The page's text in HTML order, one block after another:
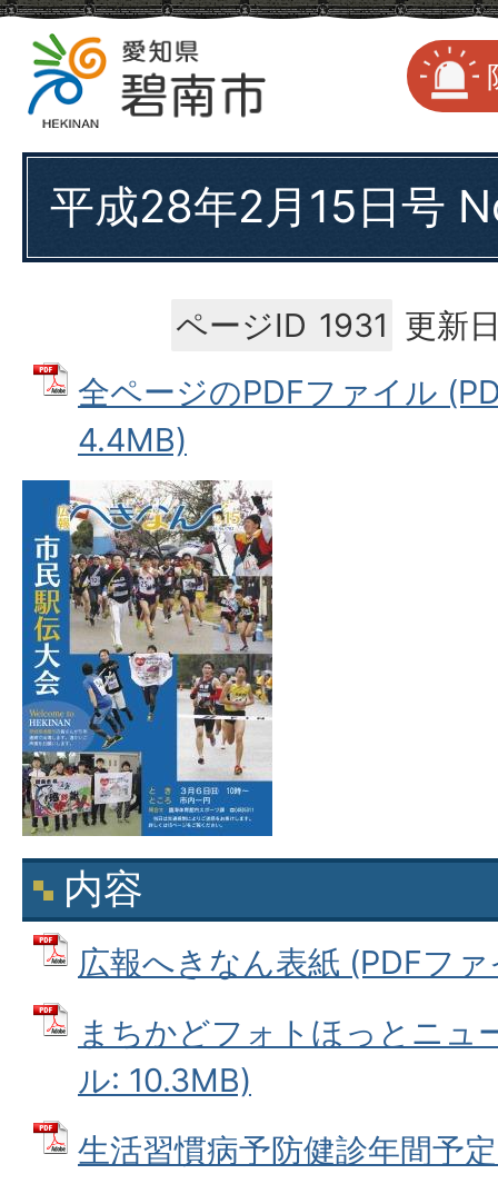
平成28年2月15日号
ページID 1931 更新
全ページのPDFファイル
4.4MB)
内容
広報へきなん表紙 (PDFフ
まちかどフォトほっとニュ
ル: 10.3MB)
生活習慣病予防健診年間予